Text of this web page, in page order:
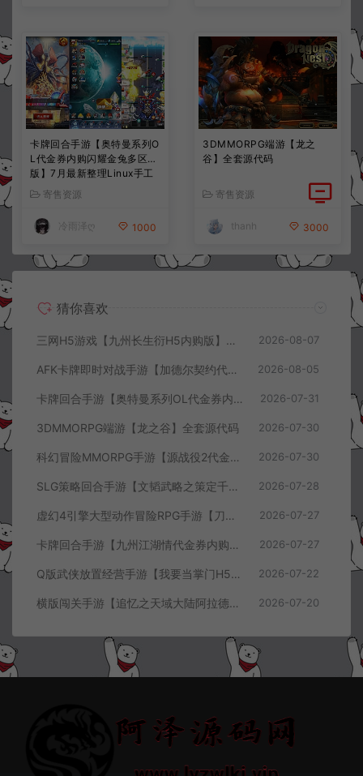
卡牌回合手游【奥特曼系列O
L代金券内购闪耀金兔多区
版】7月最新整理Linux手工
服务端+加解密工具+CDK授
权后台+安卓+详细搭建教程
+视频教程
寄售资源
冷雨泽ღ 1000
3DMMORPG端游【龙之
谷】全套源代码
寄售资源
thanh 3000
猜你喜欢
三网H5游戏【九州长生衍H5内购版】8月最新整理Linux手工服务端+管理后台+GM授权后台+简易安卓客户端+详细搭建教程+视频教程 2026-08-07
AFK卡牌即时对战手游【加德尔契约代金券内购修复版】8月最新整理Linux手工服务端+前后端全套源码+CDK授权后台+安卓苹果双端+详细搭建教程+视频教程 2026-08-05
卡牌回合手游【奥特曼系列OL代金券内购闪耀金兔多区版】7月最新整理Linux手工服务端+加解密工具+CDK授权后台+安卓+详细搭建教程+视频教程 2026-07-31
3DMMORPG端游【龙之谷】全套源代码 2026-07-30
科幻冒险MMORPG手游【源战役2代金券内购开区版】7月最新整理Linux手工服务端+配套源码+多功能管理后台+支付后台+CDK授权后台+安卓+详细搭建教程+视频教程 2026-07-30
SLG策略回合手游【文韬武略之策定千军代金券内购版】7月最新整理Linux手工服务端+前后端全套源码+管理后台+CDK授权后台+PC安卓+详细搭建教程+视频教程 2026-07-28
虚幻4引擎大型动作冒险RPG手游【刀锋战记2-邪恶回归】7月最新整理Linux手工服务端+全套前后端源码+管理后台+CDK授权后台+PC安卓苹果+详细搭建教程+视频教程 2026-07-27
卡牌回合手游【九州江湖情代金券内购版】7月最新整理Linux手工服务端+CDK授权后台+安卓苹果双端+详细搭建教程+视频教程 2026-07-27
Q版武侠放置经营手游【我要当掌门H5代金券内购版】7月最新整理Linux手工服务端+全套前后端源码+CDK授权后台+H5安卓苹果三端+详细搭建教程+视频教程 2026-07-22
横版闯关手游【追忆之天域大陆阿拉德[60帧]】7月最新整理Linux手工服务端+客户端源码+管理后台+GM授权后台+安卓苹果双端+详细搭建教程+视频教程 2026-07-20